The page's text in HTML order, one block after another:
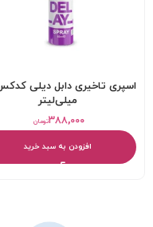
میلی‌لیتر
تومان۳۸۸,۰۰۰
افزودن به سبد خرید